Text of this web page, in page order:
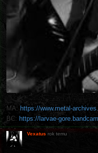
MA: https://www.metal-
BC: https://larvae-
Vexatus rok temu